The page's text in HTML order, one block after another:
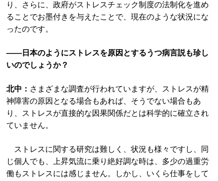
り、さらに、政府がストレスチェック制度の法制化を進め
ることでお墨付きを与えたことで、現在のような状況にな
ったのです。
――日本のようにストレスを原因とするうつ病言説も珍し
いのでしょうか？
北中： さまざまな調査が行われていますが、ストレスが精
神障害の原因となる場合もあれば、そうでない場合もあ
り、ストレスが直接的な因果関係だとは科学的に確立され
ていません。
ストレスに関する研究は難しく、状況も様々ですし、同
じ個人でも、上昇気流に乗り絶好調な時は、多少の過重労
働もストレスには感じません。しかし、いくら仕事をして